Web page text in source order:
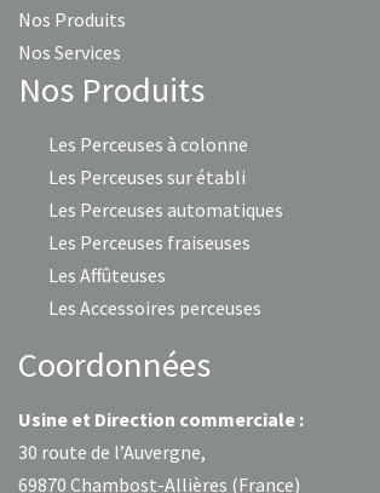
Nos Produits
Nos Services
Nos Produits
Les Perceuses à colonne
Les Perceuses sur établi
Les Perceuses automatiques
Les Perceuses fraiseuses
Les Affûteuses
Les Accessoires perceuses
Coordonnées
Usine et Direction commerciale :
30 route de l’Auvergne,
69870 Chambost-Allières (France)